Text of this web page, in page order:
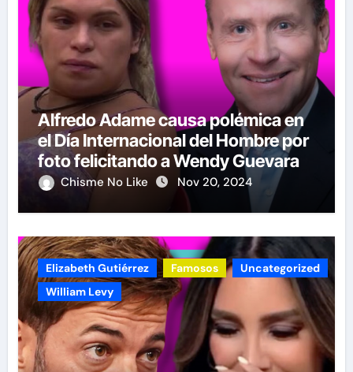
Alfredo Adame causa polémica en
el Día Internacional del Hombre por
foto felicitando a Wendy Guevara
Chisme No Like Nov 20, 2024
Elizabeth Gutiérrez Famosos
Uncategorized
William Levy